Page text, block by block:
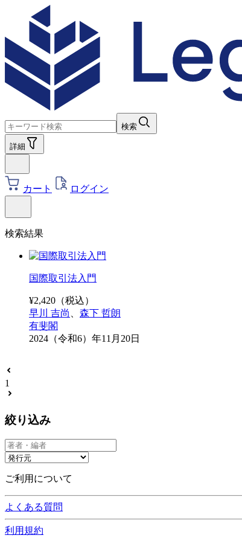
検索
詳細
カート ログイン
検索結果
国際取引法入門
¥2,420 （税込）
早川 吉尚
森下 哲朗
有斐閣
2024（令和6）年11月20日
1
絞り込み
ご利用について
よくある質問
利用規約